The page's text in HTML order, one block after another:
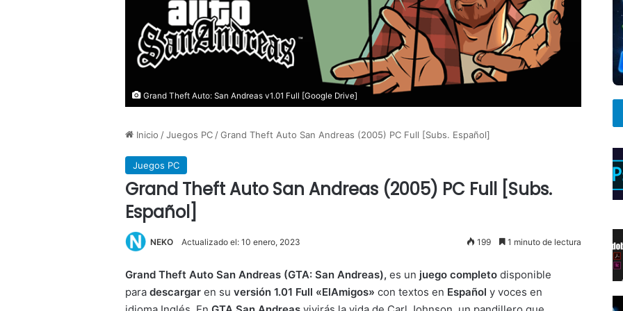
Grand Theft Auto: San Andreas v1.01 Full [Google Drive]
Inicio / Juegos PC / Grand Theft Auto San Andreas (2005) PC Full [Subs. Español]
Juegos PC
Grand Theft Auto San Andreas (2005) PC Full [Subs.
Español]
NEKO Actualizado el: 10 enero, 2023 199 1 minuto de lectura
Grand Theft Auto San Andreas (GTA: San Andreas), es un juego completo disponible
para descargaren su versión 1.01 Full «ElAmigos» con textos en Español y voces en